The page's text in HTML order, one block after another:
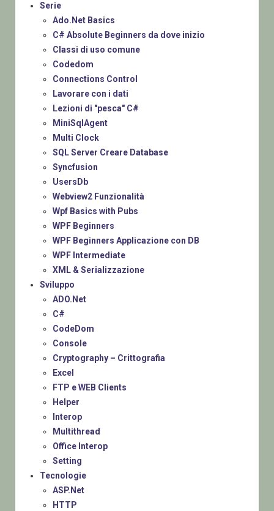
Serie
Ado.Net Basics
C# Absolute Beginners da dove inizio
Classi di uso comune
Codedom
Connections Control
Lavorare con i dati
Lezioni di "pesca" C#
MiniSqlAgent
Multi Clock
SQL Server Creare Database
Syncfusion
UsersDb
Webview2 Funzionalità
Wpf Basics with Pubs
WPF Beginners
WPF Beginners Applicazione con DB
WPF Intermediate
XML & Serializzazione
Sviluppo
ADO.Net
C#
CodeDom
Console
Cryptography – Crittografia
Excel
FTP e WEB Clients
Helper
Interop
Multithread
Office Interop
Setting
Tecnologie
ASP.Net
HTTP